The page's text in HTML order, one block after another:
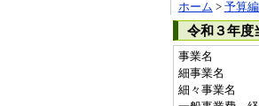
ホーム > 予算
令和３年
事業名
細事業名
細々事業名